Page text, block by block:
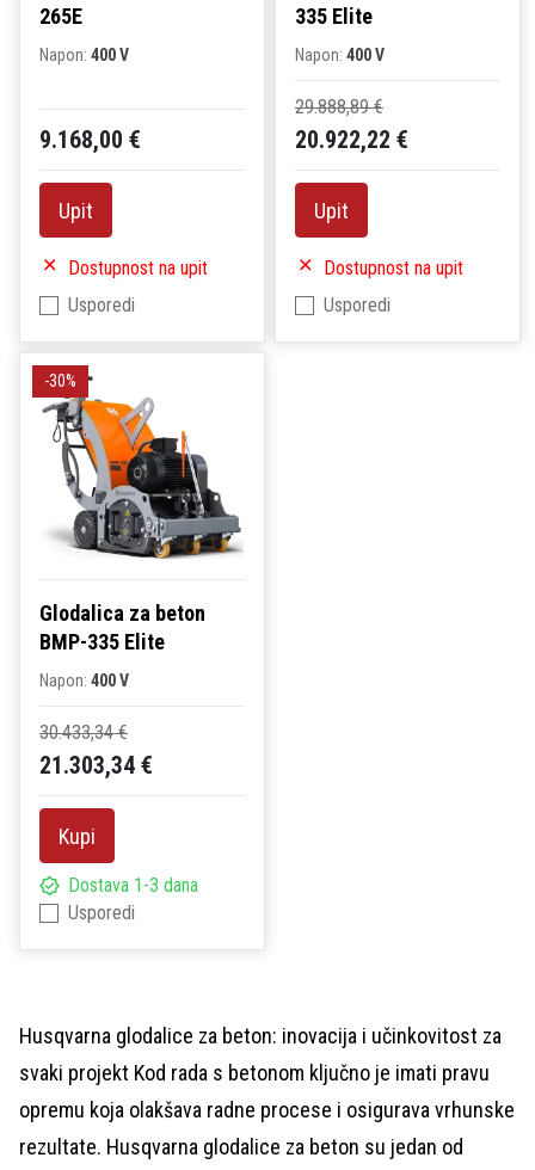
265E
Napon: 400 V
9.168,00 €
Upit
Dostupnost na upit
Usporedi
335 Elite
Napon: 400 V
29.888,89 €
20.922,22 €
Upit
Dostupnost na upit
Usporedi
Glodalica za beton
BMP-335 Elite
Napon: 400 V
30.433,34 €
21.303,34 €
Kupi
Dostava 1-3 dana
Usporedi
-30%
Husqvarna glodalice za beton: inovacija i učinkovitost za
svaki projekt Kod rada s betonom ključno je imati pravu
opremu koja olakšava radne procese i osigurava vrhunske
rezultate. Husqvarna glodalice za beton su jedan od